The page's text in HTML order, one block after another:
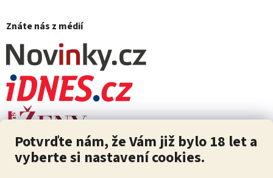
Potvrďte nám, že Vám již bylo 18 let a
vyberte si nastavení cookies.
Znáte nás z médií